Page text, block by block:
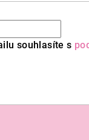
souhlasíte s